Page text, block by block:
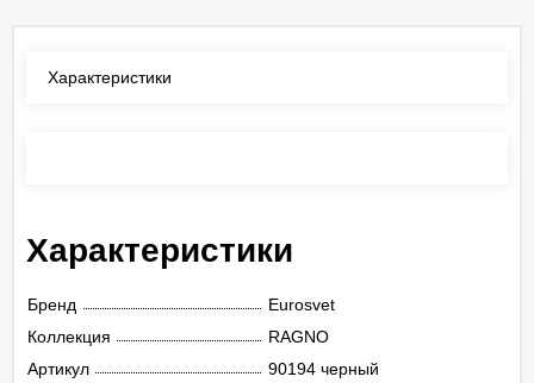
Характеристики
Характеристики
Бренд
Eurosvet
Коллекция
RAGNO
Артикул
90194 черный